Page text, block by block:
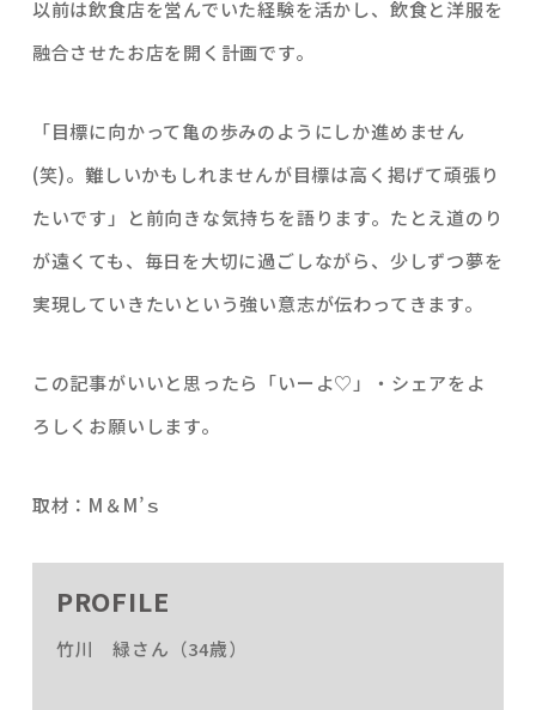
以前は飲食店を営んでいた経験を活かし、飲食と洋服を
融合させたお店を開く計画です。
「目標に向かって亀の歩みのようにしか進めません
(笑)。難しいかもしれませんが目標は高く掲げて頑張り
たいです」と前向きな気持ちを語ります。たとえ道のり
が遠くても、毎日を大切に過ごしながら、少しずつ夢を
実現していきたいという強い意志が伝わってきます。
この記事がいいと思ったら「いーよ♡」・シェアをよ
ろしくお願いします。
取材：М＆М’ｓ
PROFILE
竹川 緑さん（34歳）